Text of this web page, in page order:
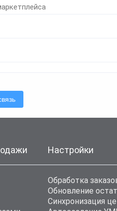
Настройки
Обработка
Обновление
Синхронизация